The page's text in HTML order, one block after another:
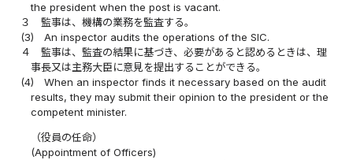
the president when the post is vacant.
３
監事は、機構の業務を監査する。
(3)
An inspector audits the operations of the SIC.
４
監事は、監査の結果に基づき、必要があると認めるときは、理
事長又は主務大臣に意見を提出することができる。
(4)
When an inspector finds it necessary based on the audit
results, they may submit their opinion to the president or the
competent minister.
（役員の任命）
(Appointment of Officers)